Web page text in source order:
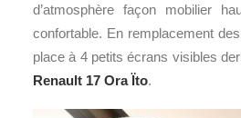
d’atmosphère façon mobilier
confortable. En remplacement
place à 4 petits écrans visibles
Renault 17 Ora Ïto.